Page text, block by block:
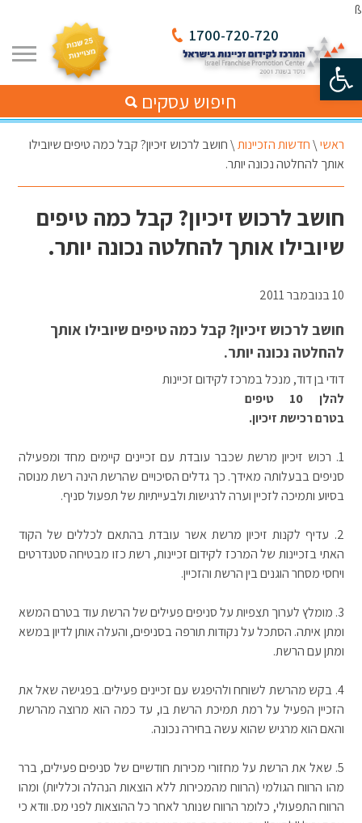
פתח סרגל נגישות
ß
1700-720-720
חיפוש עסקים
ראשי\חדשות הזכיינות\חושב לרכוש זיכיון? קבל כמה טיפים שיובילו
אותך להחלטה נכונה יותר.
חושב לרכוש זיכיון? קבל כמה טיפים
שיובילו אותך להחלטה נכונה יותר.
10 בנובמבר 2011
חושב לרכוש זיכיון? קבל כמה טיפים שיובילו אותך
להחלטה נכונה יותר.
דודי בן דוד, מנכל במרכז לקידום זכיינות
להלן 10 טיפים
בטרם רכישת זיכיון.
1. רכוש זיכיון מרשת שכבר עובדת עם זכיינים קיימים מחד ומפעילה
סניפים בבעלותה מאידך. כך גדלים הסיכויים שהרשת הינה רשת מנוסה
בסיוע ותמיכה לזכיין וערה לרגישות ולבעייתיות של תפעול סניף.
2. עדיף לקנות זיכיון מרשת אשר עובדת בהתאם לכללים של הקוד
האתי בזכיינות של המרכז לקידום זכיינות, רשת כזו מבטיחה סטנדרטים
ויחסי מסחר הוגנים בין הרשת והזכיין.
3. מומלץ לערוך תצפיות על סניפים פעילים של הרשת עוד בטרם המשא
ומתן איתה. הסתכל על נקודות תורפה בסניפים, והעלה אותן לדיון במשא
ומתן עם הרשת.
4. בקש מהרשת לשוחח ולהיפגש עם זכיינים פעילים. בפגישה שאל את
הזכיין הפעיל על רמת תמיכת הרשת בו, עד כמה הוא מרוצה מהרשת
והאם הוא מרגיש שהוא עשה בחירה נכונה.
5. שאל את הרשת על מחזורי מכירות חודשיים של סניפים פעילים, ברר
מהו הרווח הגולמי (הרווח מהמכירות ללא הוצאות הנהלה וכלליות) ומהו
הרווח התפעולי, כלומר הרווח שנותר לאחר כל ההוצאות לפני מס. וודא כי